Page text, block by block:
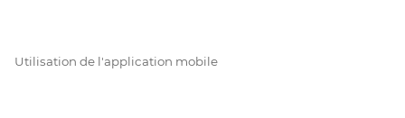
Utilisation de l'application mobile